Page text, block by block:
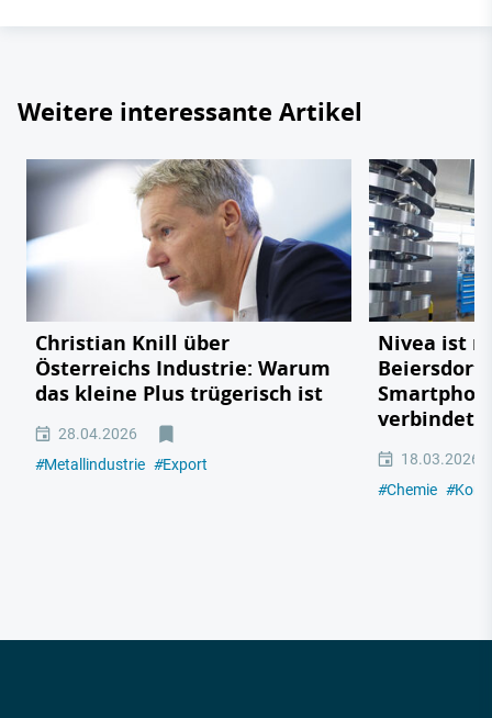
Weitere interessante Artikel
Christian Knill über
Österreichs Industrie: Warum
das kleine Plus trügerisch ist
28.04.2026
#Metallindustrie #Export
Nivea ist
Beiersdorf
verbindet
18.03.2026
#Chemie #